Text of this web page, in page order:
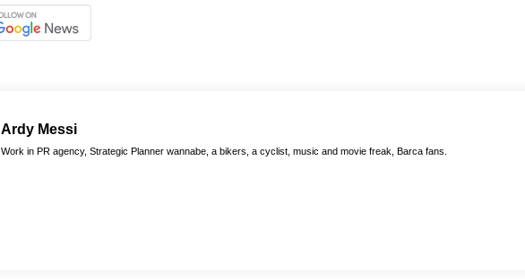
Ardy Messi
Work in PR agency, Strategic Planner wannabe, a bikers, a cyclist, music and movie freak, Barca fans.